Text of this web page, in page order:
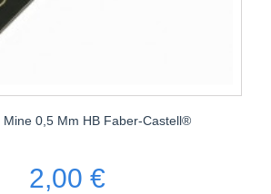
Mine 0,5 Mm HB Faber-Castell®
2,00 €